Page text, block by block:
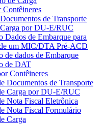
Contêineres
de Transporte
por DU-E/RUC
Dados de Embarque para
um MIC/DTA Pré-ACD
de dados de Embarque
de DAT
Contêineres
Documentos de Transporte
Carga por DU-E/RUC
Nota Fiscal Eletrônica
Nota Fiscal Formulário
Carga